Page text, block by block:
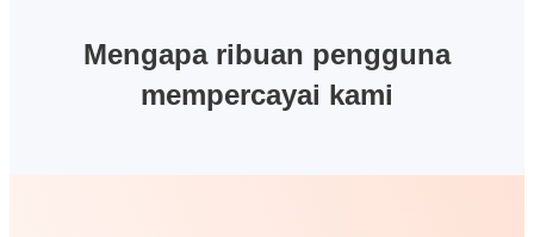
Mengapa ribuan pengguna
mempercayai kami